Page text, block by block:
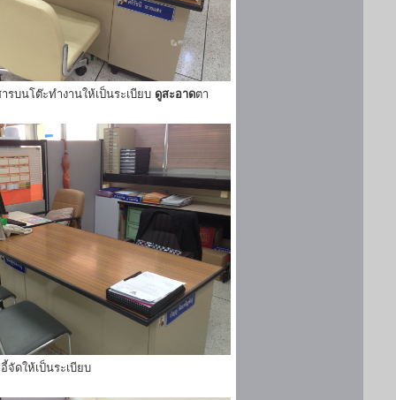
ารบนโต๊ะทำงานให้เป็นระเบียบ ดูสะอาดตา
จัดให้เป็นระเบียบ